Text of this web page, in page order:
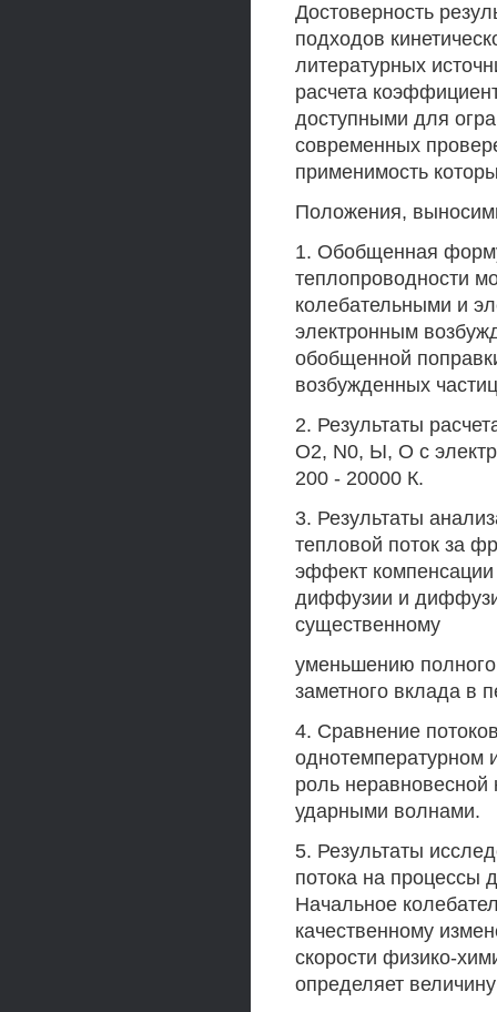
Достоверность
подходов
литературных
расчета
доступными для
современных
применимость
Положения,
1. Обобщенная
теплопроводности
колебательными и
электронным
обобщенной
возбужденных
2. Результаты
О2, N0, Ы, О с
200 - 20000 К.
3. Результаты
тепловой поток за
эффект компенсации
диффузии и
существенному
уменьшению
заметного вклада в
4. Сравнение
однотемпературном
роль неравновесной
ударными волнами.
5. Результаты
потока на процессы
Начальное
качественному
скорости физико-
определяет